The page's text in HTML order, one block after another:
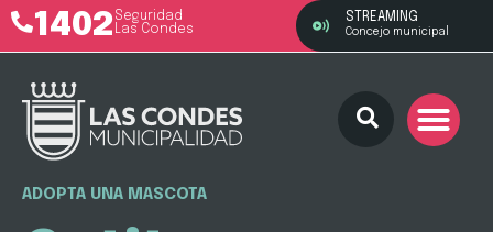
1402 Seguridad
Las Condes
STREAMING
Concejo municipal
ADOPTA UNA MASCOTA